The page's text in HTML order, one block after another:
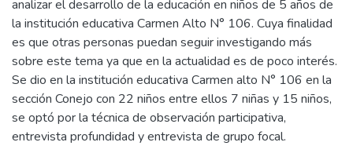
analizar el desarrollo de la educación en niños de 5 años de
la institución educativa Carmen Alto N° 106. Cuya finalidad
es que otras personas puedan seguir investigando más
sobre este tema ya que en la actualidad es de poco interés.
Se dio en la institución educativa Carmen alto N° 106 en la
sección Conejo con 22 niños entre ellos 7 niñas y 15 niños,
se optó por la técnica de observación participativa,
entrevista profundidad y entrevista de grupo focal.